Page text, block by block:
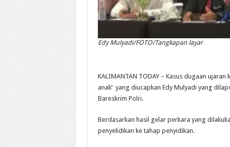
Edy Mulyadi/FOTO/Tangkapan layar
KALIMANTAN TODAY – Kasus dugaan
anak’ yang diucapkan Edy Mulyadi yang
Bareskrim Polri.
Berdasarkan hasil gelar perkara yang
penyelidikan ke tahap penyidikan.